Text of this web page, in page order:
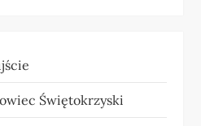
Świętokrzyski